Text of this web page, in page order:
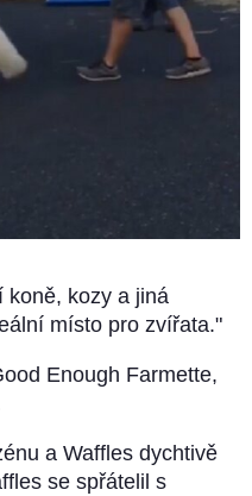
koně, kozy a jiná
místo pro zvířata."
Enough Farmette,
a Waffles dychtivě
se spřátelil s